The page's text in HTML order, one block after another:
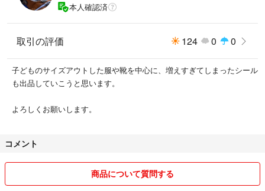
本人確認済
取引の評価 124 0 0
子どものサイズアウトした服や靴を中心に、増えすぎてしまったシール
も出品していこうと思います。
よろしくお願いします。
コメント
商品について質問する